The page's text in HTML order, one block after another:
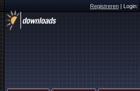
Registreren|Login: